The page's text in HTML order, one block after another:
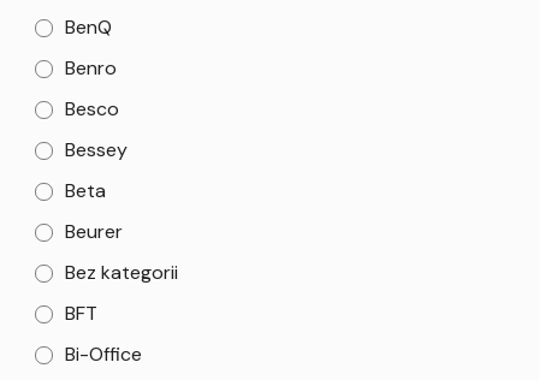
BenQ
Benro
Besco
Bessey
Beta
Beurer
Bez kategorii
BFT
Bi-Office